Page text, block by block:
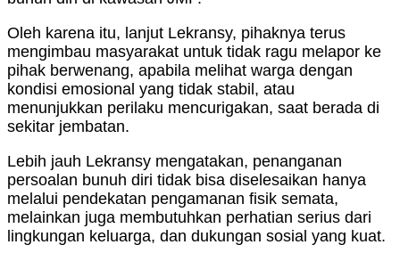
Oleh karena itu, lanjut Lekransy, pihaknya terus
mengimbau masyarakat untuk tidak ragu melapor ke
pihak berwenang, apabila melihat warga dengan
kondisi emosional yang tidak stabil, atau
menunjukkan perilaku mencurigakan, saat berada di
sekitar jembatan.
Lebih jauh Lekransy mengatakan, penanganan
persoalan bunuh diri tidak bisa diselesaikan hanya
melalui pendekatan pengamanan fisik semata,
melainkan juga membutuhkan perhatian serius dari
lingkungan keluarga, dan dukungan sosial yang kuat.